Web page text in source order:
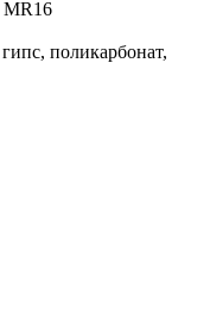
MR16
поликарбонат,